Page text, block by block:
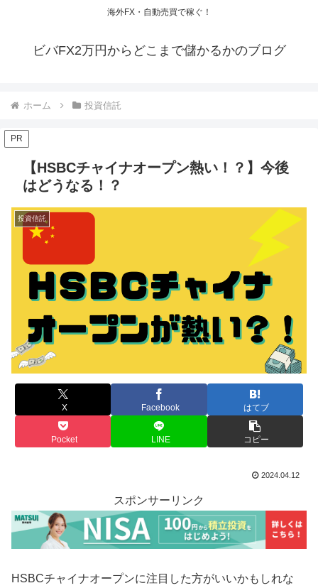
海外FX・自動売買で稼ぐ！
ビバFX2万円からどこまで儲かるかのブログ
ホーム 投資信託
PR
【HSBCチャイナオープン熱い！？】今後
はどうなる！？
投資信託
X Facebook はてブ
Pocket LINE コピー
2024.04.12
スポンサーリンク
HSBCチャイナオープンに注目した方がいいかもしれな